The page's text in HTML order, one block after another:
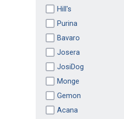
Hill's
Purina
Bavaro
Josera
JosiDog
Monge
Gemon
Acana